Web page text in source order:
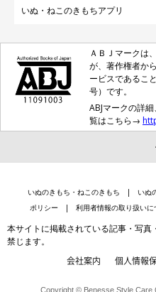
いぬ・ねこのきもちアプリ
ＡＢＪマークは
が、著作権者か
ービスであるこ
号）です。
ABJマークの詳
覧はこちら→
いぬのきもち・ねこのきもち いぬ
ポリシー
利用者情報の取り扱いに
本サイトに掲載されている記事・写
禁じます。
会社案内 個人情報
Copyright © Benesse Style Care